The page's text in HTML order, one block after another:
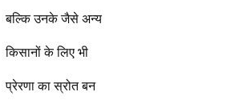
बल्कि उनके जैसे अन्य
किसानों के लिए भी
प्रेरणा का स्रोत बन